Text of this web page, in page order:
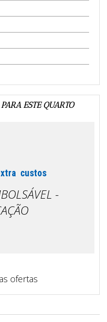
ESTE QUARTO
custos
-
ofertas